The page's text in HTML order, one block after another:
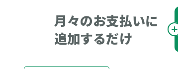
月々のお支払いに
追加するだけ